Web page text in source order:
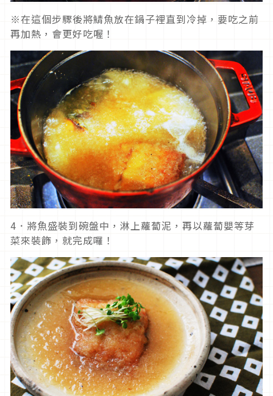
※在這個步驟後將鯖魚放在鍋子裡直到冷掉，要吃之前
再加熱，會更好吃喔！
4．將魚盛裝到碗盤中，淋上蘿蔔泥，再以蘿蔔嬰等芽
菜來裝飾，就完成囉！